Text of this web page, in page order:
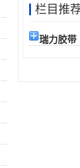
栏目推
瑞力胶带